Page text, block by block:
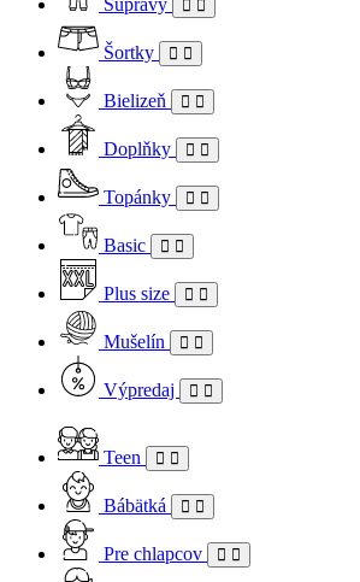
Súpravy
Šortky
Bielizeň
Doplňky
Topánky
Basic
Plus size
Mušelín
Výpredaj
Teen
Bábätká
Pre chlapcov